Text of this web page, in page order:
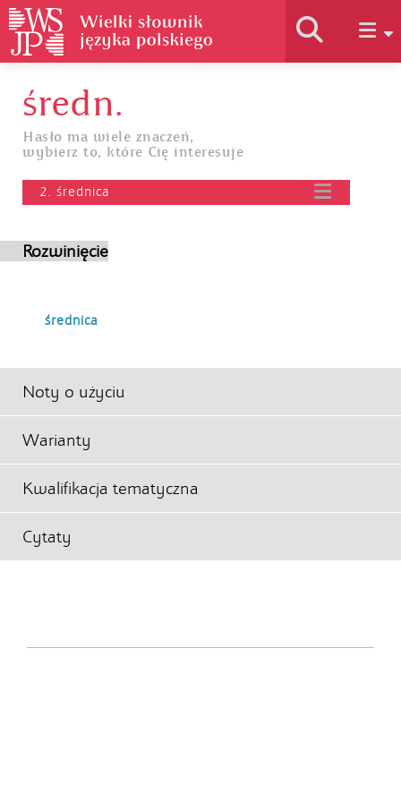
Jak korzystać
średn.
Hasło ma wiele znaczeń,
wybierz to, które Cię interesuje
2. średnica
Rozwinięcie
średnica
Noty o użyciu
Warianty
Kwalifikacja tematyczna
Cytaty